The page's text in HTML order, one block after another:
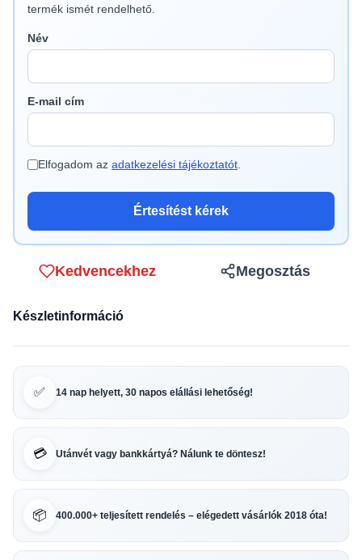
termék ismét rendelhető.
Név
E-mail cím
Elfogadom az adatkezelési tájékoztatót
Értesítést kérek
Kedvencekhez Megosztás
Készletinformáció
✅ 14 nap helyett, 30 napos elállási lehetőség!
💳 Utánvét vagy bankkártyá? Nálunk te döntesz!
📦 400.000+ teljesített rendelés – elégedett vásárlók 2018 óta!